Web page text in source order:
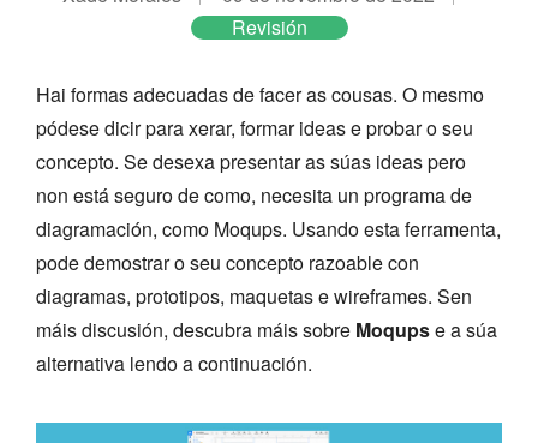
Revisión
Hai formas adecuadas de facer as cousas. O mesmo
pódese dicir para xerar, formar ideas e probar o seu
concepto. Se desexa presentar as súas ideas pero
non está seguro de como, necesita un programa de
diagramación, como Moqups. Usando esta ferramenta,
pode demostrar o seu concepto razoable con
diagramas, prototipos, maquetas e wireframes. Sen
máis discusión, descubra máis sobre Moqupse a súa
alternativa lendo a continuación.